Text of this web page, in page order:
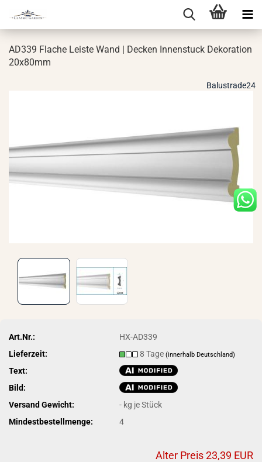
AD339 Fla­che Leis­te Wand | De­cken In­nen­stuck De­ko­ra­ti­on
20x80mm
Balustrade24
Art.Nr.:
HX-AD339
Lieferzeit:
8 Tage(innerhalb Deutschland)
Text:
Bild:
Versand Gewicht:
- kg je Stück
Mindestbestellmenge:
4
Alter Preis 23,39 EUR